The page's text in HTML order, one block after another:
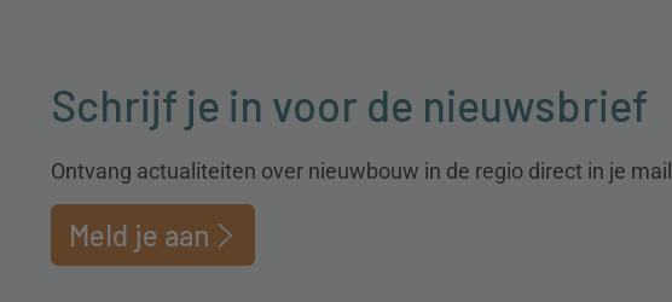
Schrijf je in voor de nieuwsbrief
Ontvang actualiteiten over nieuwbouw in de regio direct in je mail
Meld je aan